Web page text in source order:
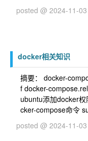
posted @ 2024-11-
docker相关知识
摘要： docker-
f docker-
ubuntu添加docker
cker-compose命令
posted @ 2024-11-